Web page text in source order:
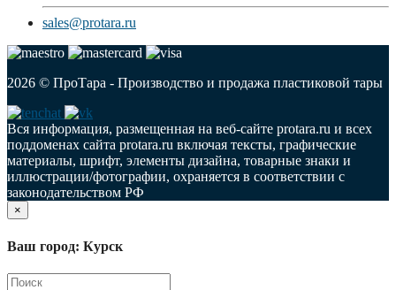
sales@protara.ru
2026 © ПроТара - Производство и продажа пластиковой тары
Вся информация, размещенная на веб-сайте protara.ru и всех
поддоменах сайта protara.ru включая тексты, графические
материалы, шрифт, элементы дизайна, товарные знаки и
иллюстрации/фотографии, охраняется в соответствии с
законодательством РФ
×
Ваш город: Курск